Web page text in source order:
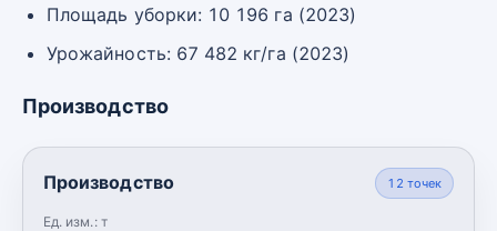
Площадь уборки: 10 196 га (2023)
Урожайность: 67 482 кг/га (2023)
Производство
Производство
Ед. изм.: т
12 точек